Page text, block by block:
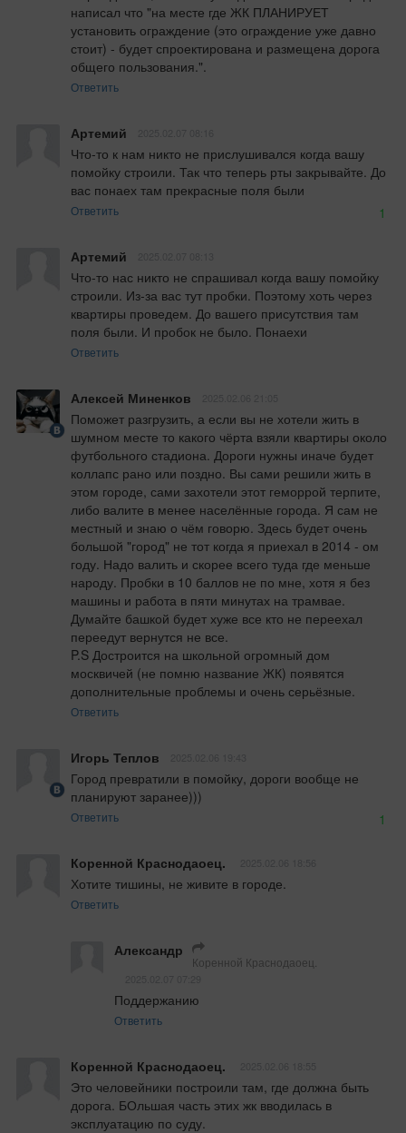
написал что "на месте где ЖК ПЛАНИРУЕТ
установить ограждение (это ограждение уже давно
стоит) - будет спроектирована и размещена дорога
общего пользования.".
Ответить
Артемий
Что-то к нам никто не прислушивался когда вашу
помойку строили. Так что теперь рты закрывайте. До
вас понаех там прекрасные поля были
Ответить 1
Артемий
Что-то нас никто не спрашивал когда вашу помойку
строили. Из-за вас тут пробки. Поэтому хоть через
квартиры проведем. До вашего присутствия там
поля были. И пробок не было. Понаехи
Ответить
Алексей Миненков
Поможет разгрузить, а если вы не хотели жить в
шумном месте то какого чёрта взяли квартиры около
футбольного стадиона. Дороги нужны иначе будет
коллапс рано или поздно. Вы сами решили жить в
этом городе, сами захотели этот геморрой терпите,
либо валите в менее населённые города. Я сам не
местный и знаю о чём говорю. Здесь будет очень
большой "город" не тот когда я приехал в 2014 - ом
году. Надо валить и скорее всего туда где меньше
народу. Пробки в 10 баллов не по мне, хотя я без
машины и работа в пяти минутах на трамвае.
Думайте башкой будет хуже все кто не переехал
переедут вернутся не все.
P.S Достроится на школьной огромный дом
москвичей (не помню название ЖК) появятся
дополнительные проблемы и очень серьёзные.
Ответить
Игорь Теплов
Город превратили в помойку, дороги вообще не
планируют заранее)))
Ответить 1
Коренной Краснодаоец.
Хотите тишины, не живите в городе.
Ответить
Александр
Коренной Краснодаоец.
Поддержанию
Ответить
Коренной Краснодаоец.
Это человейники построили там, где должна быть
дорога. БОльшая часть этих жк вводилась в
эксплуатацию по суду.